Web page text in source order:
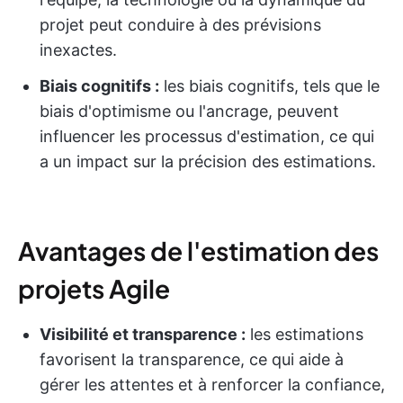
projet peut conduire à des prévisions
inexactes.
Biais cognitifs : les biais cognitifs, tels que le
biais d'optimisme ou l'ancrage, peuvent
influencer les processus d'estimation, ce qui
a un impact sur la précision des estimations.
Avantages de l'estimation des
projets Agile
Visibilité et transparence : les estimations
favorisent la transparence, ce qui aide à
gérer les attentes et à renforcer la confiance,